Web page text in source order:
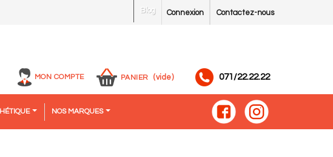
Contactez-nous
Connexion
Blog
MON COMPTE PANIER (vide) 071/22.22.22
NOS MARQUES